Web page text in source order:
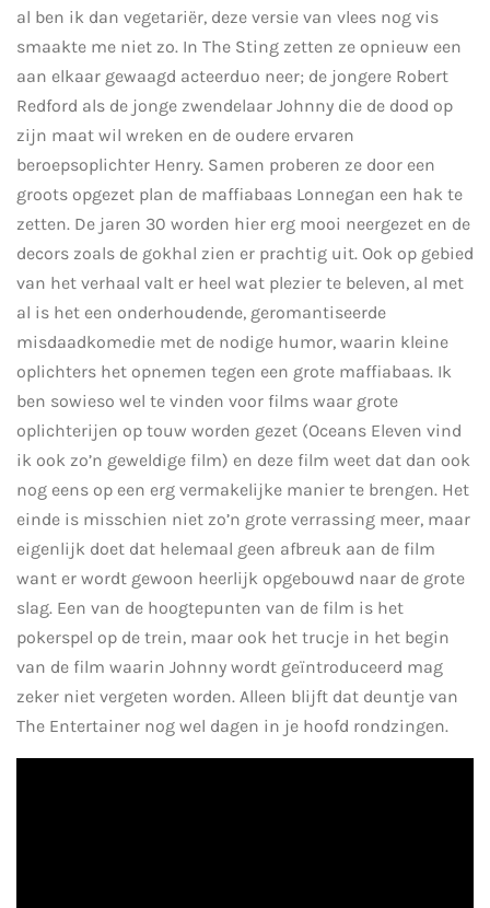
al ben ik dan vegetariër, deze versie van vlees nog vis
smaakte me niet zo. In The Sting zetten ze opnieuw een
aan elkaar gewaagd acteerduo neer; de jongere Robert
Redford als de jonge zwendelaar Johnny die de dood op
zijn maat wil wreken en de oudere ervaren
beroepsoplichter Henry. Samen proberen ze door een
groots opgezet plan de maffiabaas Lonnegan een hak te
zetten. De jaren 30 worden hier erg mooi neergezet en de
decors zoals de gokhal zien er prachtig uit. Ook op gebied
van het verhaal valt er heel wat plezier te beleven, al met
al is het een onderhoudende, geromantiseerde
misdaadkomedie met de nodige humor, waarin kleine
oplichters het opnemen tegen een grote maffiabaas. Ik
ben sowieso wel te vinden voor films waar grote
oplichterijen op touw worden gezet (Oceans Eleven vind
ik ook zo’n geweldige film) en deze film weet dat dan ook
nog eens op een erg vermakelijke manier te brengen. Het
einde is misschien niet zo’n grote verrassing meer, maar
eigenlijk doet dat helemaal geen afbreuk aan de film
want er wordt gewoon heerlijk opgebouwd naar de grote
slag. Een van de hoogtepunten van de film is het
pokerspel op de trein, maar ook het trucje in het begin
van de film waarin Johnny wordt geïntroduceerd mag
zeker niet vergeten worden. Alleen blijft dat deuntje van
The Entertainer nog wel dagen in je hoofd rondzingen.